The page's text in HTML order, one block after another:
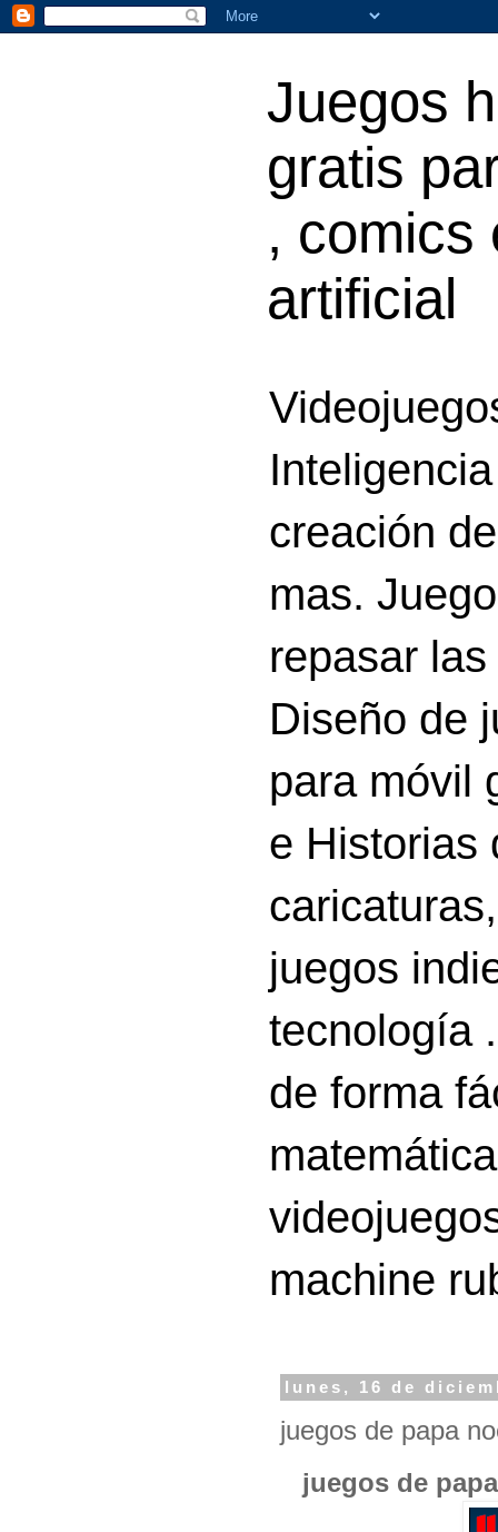
Juegos
gratis
, comics
artificial
creación
mas.
repasar
Diseño de
para móvil
e Historias
juegos
tecnología
de forma
machine
lunes, 16 de
juegos de papa
juegos de